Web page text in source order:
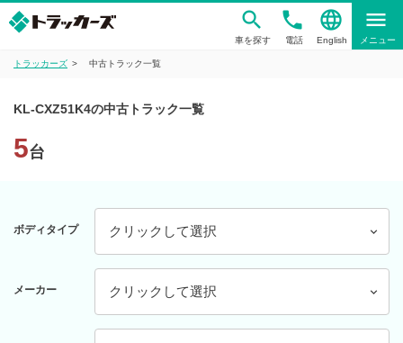
車を探す
phone
電話
language
English
menu
メニュー
トラッカーズ 中古トラック一覧
KL-CXZ51K4の中古トラック一覧
5台
ボディタイプ クリックして選択
メーカー クリックして選択